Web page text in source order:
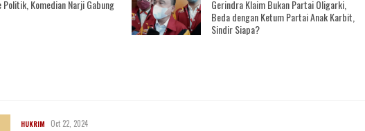
Politik, Komedian Narji Gabung
Gerindra Klaim Bukan Partai Oligarki,
Beda dengan Ketum Partai Anak Karbit,
Sindir Siapa?
HUKRIM Oct 22, 2024